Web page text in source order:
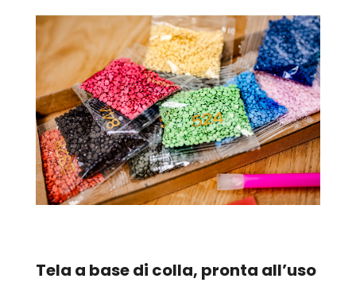
Tela a base di colla, pronta all’uso